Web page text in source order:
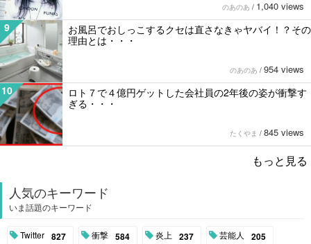
のあのあ / 1,040 views
9
お風呂でおしっこするクセは直さなきゃヤバイ！？その
理由とは・・・
のあのあ / 954 views
10
ロト７で４億円ゲットした会社員の2年後の姿が衝撃す
ぎる・・・
たくやま / 845 views
もっと見る
人気のキーワード
いま話題のキーワード
Twitter 827 衝撃 584 炎上 237 芸能人 205